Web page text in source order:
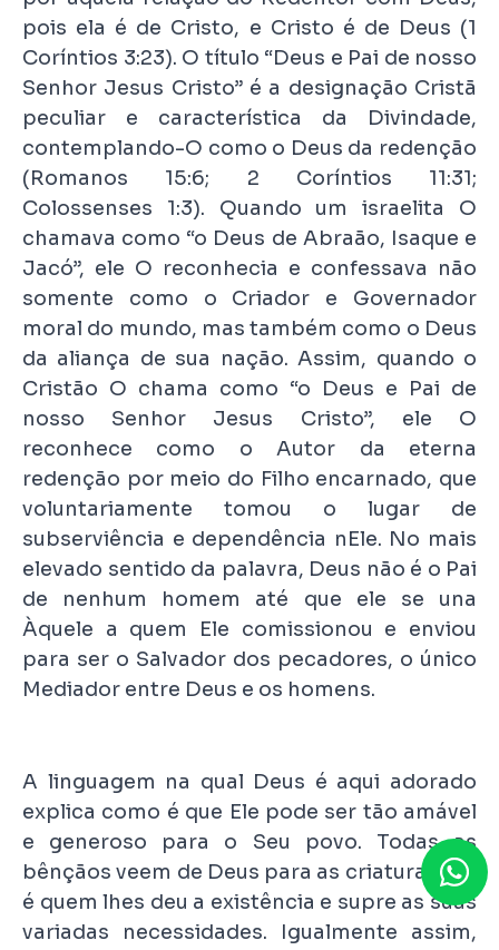
pois ela é de Cristo, e Cristo é de Deus (1
Coríntios 3:23). O título “Deus e Pai de nosso
Senhor Jesus Cristo” é a designação Cristã
peculiar e característica da Divindade,
contemplando-O como o Deus da redenção
(Romanos 15:6; 2 Coríntios 11:31;
Colossenses 1:3). Quando um israelita O
chamava como “o Deus de Abraão, Isaque e
Jacó”, ele O reconhecia e confessava não
somente como o Criador e Governador
moral do mundo, mas também como o Deus
da aliança de sua nação. Assim, quando o
Cristão O chama como “o Deus e Pai de
nosso Senhor Jesus Cristo”, ele O
reconhece como o Autor da eterna
redenção por meio do Filho encarnado, que
voluntariamente tomou o lugar de
subserviência e dependência nEle. No mais
elevado sentido da palavra, Deus não é o Pai
de nenhum homem até que ele se una
Àquele a quem Ele comissionou e enviou
para ser o Salvador dos pecadores, o único
Mediador entre Deus e os homens.
A linguagem na qual Deus é aqui adorado
explica como é que Ele pode ser tão amável
e generoso para o Seu povo. Todas as
bênçãos veem de Deus para as criaturas. Ele
é quem lhes deu a existência e supre as suas
variadas necessidades. Igualmente assim,